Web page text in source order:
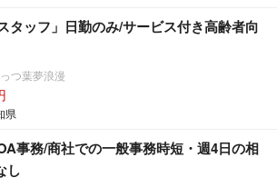
タッフ」日勤のみ/サービス付き高齢者向
つ葉夢浪漫
県
事務/商社での一般事務時短・週4日の相
し